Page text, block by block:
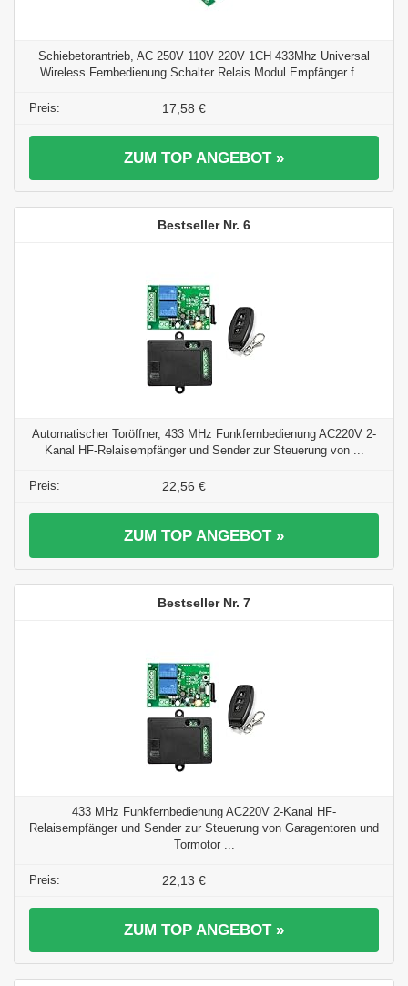
Schiebetorantrieb, AC 250V 110V 220V 1CH 433Mhz Universal
Wireless Fernbedienung Schalter Relais Modul Empfänger f ...
17,58 €
ZUM TOP ANGEBOT »
6
Automatischer Toröffner, 433 MHz Funkfernbedienung AC220V 2-
Kanal HF-Relaisempfänger und Sender zur Steuerung von ...
22,56 €
ZUM TOP ANGEBOT »
7
433 MHz Funkfernbedienung AC220V 2-Kanal HF-
Relaisempfänger und Sender zur Steuerung von Garagentoren und
Tormotor ...
22,13 €
ZUM TOP ANGEBOT »